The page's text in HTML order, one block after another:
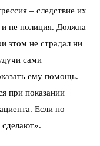
– следствие их
не полиция. Должна
этом не страдал ни
сами
ему помощь.
при показании
Если по